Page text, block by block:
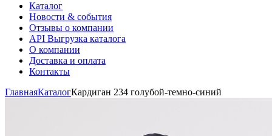
Каталог
Новости & события
Отзывы о компании
API Выгрузка каталога
О компании
Доставка и оплата
Контакты
ГлавнаяКаталогКардиган 234 голубой-темно-синий